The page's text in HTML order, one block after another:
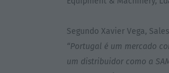
Segundo Xavier Vega,
“Portugal é um mercado
um distribuidor como a